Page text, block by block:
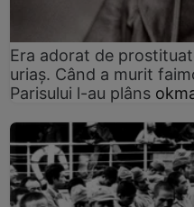
Era adorat de
uriaș. Când a murit
Parisului l-au plâns